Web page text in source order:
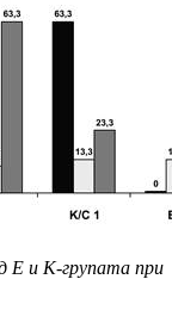
Е и К-групата при